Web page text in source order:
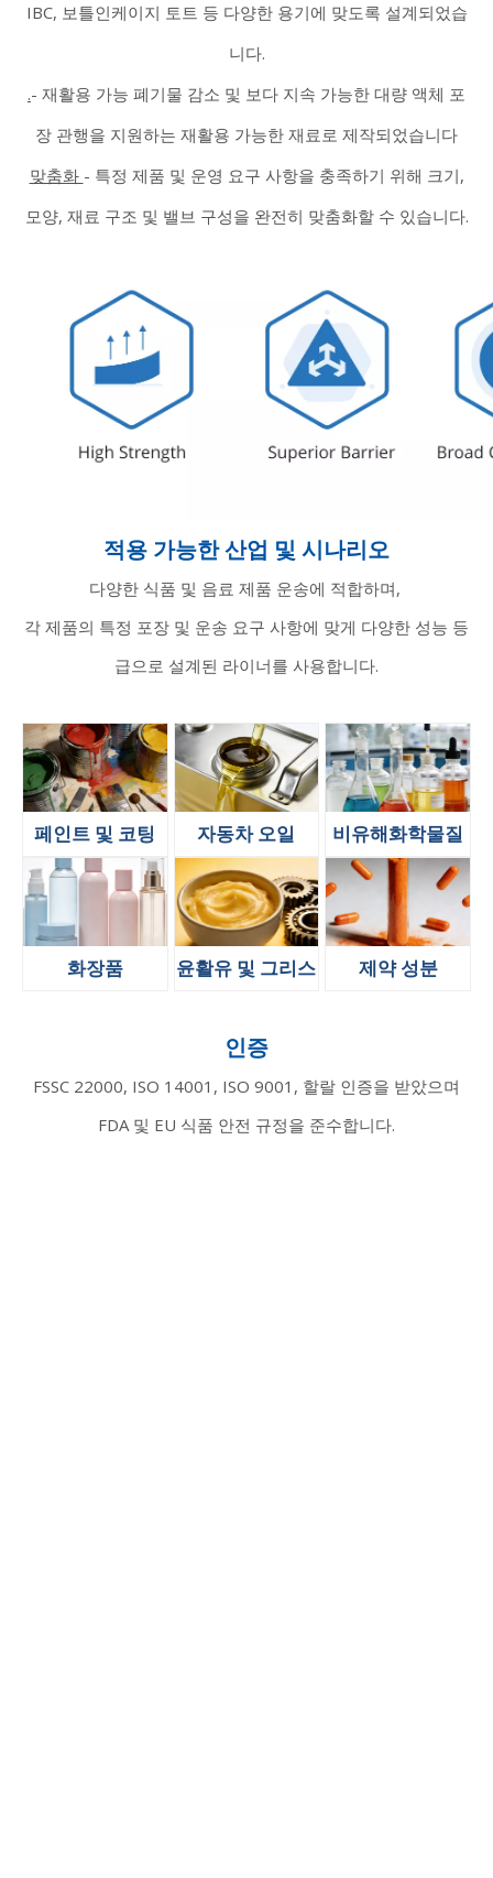
IBC, 보틀인케이지 토트 등 다양한 용기에 맞도록 설계되었습
니다.
.- 재활용 가능 폐기물 감소 및 보다 지속 가능한 대량 액체 포
장 관행을 지원하는 재활용 가능한 재료로 제작되었습니다
맞춤화 - 특정 제품 및 운영 요구 사항을 충족하기 위해 크기,
모양, 재료 구조 및 밸브 구성을 완전히 맞춤화할 수 있습니다.
적용 가능한 산업 및 시나리오
다양한 식품 및 음료 제품 운송에 적합하며,
각 제품의 특정 포장 및 운송 요구 사항에 맞게 다양한 성능 등
급으로 설계된 라이너를 사용합니다.
페인트 및 코팅 자동차 오일 비유해화학물질
화장품 윤활유 및 그리스 제약 성분
인증
FSSC 22000, ISO 14001, ISO 9001, 할랄 인증을 받았으며
FDA 및 EU 식품 안전 규정을 준수합니다.